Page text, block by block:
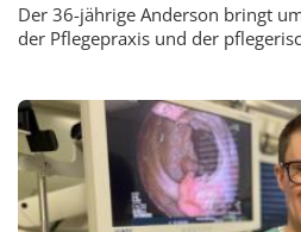
Der 36-jährige Anderson bringt
der Pflegepraxis und der